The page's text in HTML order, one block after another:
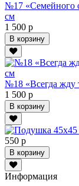
№17 «Семейного
см
1 500 р
В корзину
№18 «Всегда жду
1 500 р
В корзину
550 р
В корзину
Информация